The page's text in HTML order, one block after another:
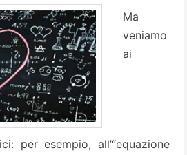
Ma
veniamo
ai
per esempio, all’“equazione